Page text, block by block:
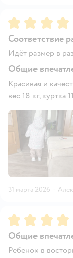
Рейтинг:5
Соответствие
Идёт размер в
Общие
Красивая и
вес 18 кг, куртка
31 марта 2026 ·
Рейтинг:5
Общие
Ребенок в